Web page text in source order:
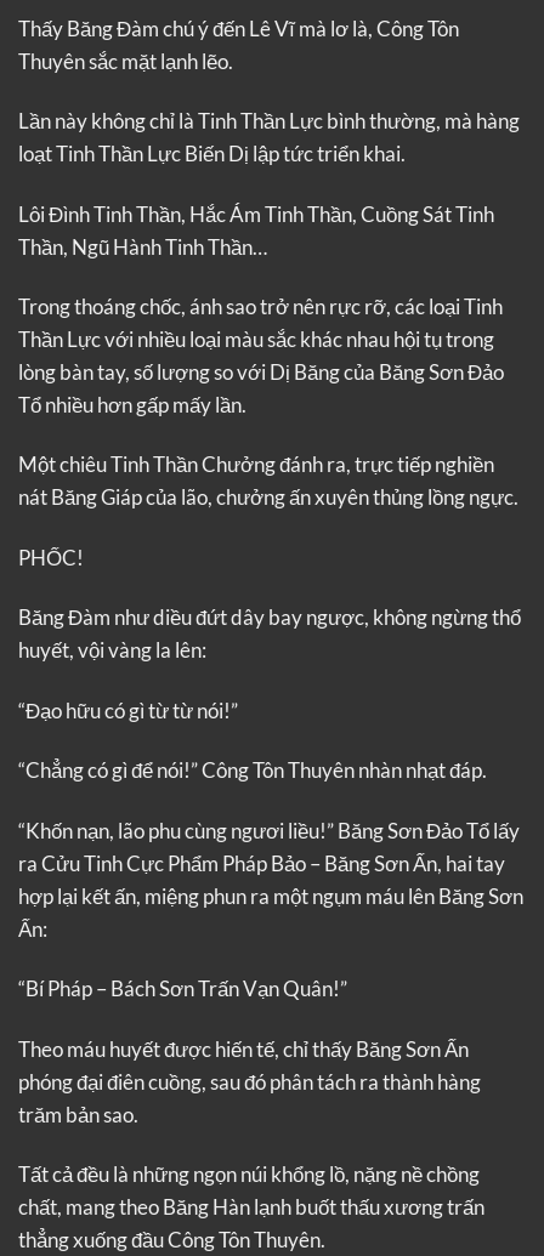
Thấy Băng Đàm chú ý đến Lê Vĩ mà lơ là, Công Tôn
Thuyên sắc mặt lạnh lẽo.
Lần này không chỉ là Tinh Thần Lực bình thường, mà hàng
loạt Tinh Thần Lực Biến Dị lập tức triển khai.
Lôi Đình Tinh Thần, Hắc Ám Tinh Thần, Cuồng Sát Tinh
Thần, Ngũ Hành Tinh Thần…
Trong thoáng chốc, ánh sao trở nên rực rỡ, các loại Tinh
Thần Lực với nhiều loại màu sắc khác nhau hội tụ trong
lòng bàn tay, số lượng so với Dị Băng của Băng Sơn Đảo
Tổ nhiều hơn gấp mấy lần.
Một chiêu Tinh Thần Chưởng đánh ra, trực tiếp nghiền
nát Băng Giáp của lão, chưởng ấn xuyên thủng lồng ngực.
PHỐC!
Băng Đàm như diều đứt dây bay ngược, không ngừng thổ
huyết, vội vàng la lên:
“Đạo hữu có gì từ từ nói!”
“Chẳng có gì để nói!” Công Tôn Thuyên nhàn nhạt đáp.
“Khốn nạn, lão phu cùng ngươi liều!” Băng Sơn Đảo Tổ lấy
ra Cửu Tinh Cực Phẩm Pháp Bảo – Băng Sơn Ấn, hai tay
hợp lại kết ấn, miệng phun ra một ngụm máu lên Băng Sơn
Ấn:
“Bí Pháp – Bách Sơn Trấn Vạn Quân!”
Theo máu huyết được hiến tế, chỉ thấy Băng Sơn Ấn
phóng đại điên cuồng, sau đó phân tách ra thành hàng
trăm bản sao.
Tất cả đều là những ngọn núi khổng lồ, nặng nề chồng
chất, mang theo Băng Hàn lạnh buốt thấu xương trấn
thẳng xuống đầu Công Tôn Thuyên.